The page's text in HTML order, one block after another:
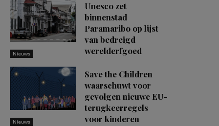
Nieuws
Unesco zet
binnenstad
Paramaribo op lijst
van bedreigd
werelderfgoed
Nieuws
Save the Children
waarschuwt voor
gevolgen nieuwe EU-
terugkeerregels
voor kinderen